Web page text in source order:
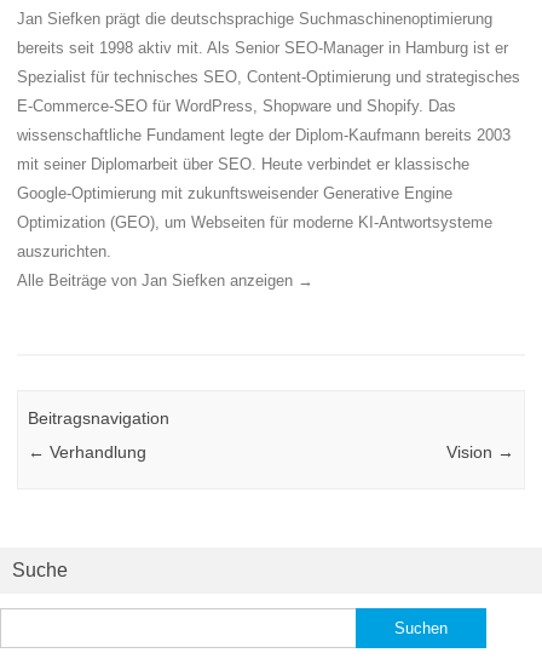
Jan Siefken prägt die deutschsprachige Suchmaschinenoptimierung
bereits seit 1998 aktiv mit. Als Senior SEO-Manager in Hamburg ist er
Spezialist für technisches SEO, Content-Optimierung und strategisches
E-Commerce-SEO für WordPress, Shopware und Shopify. Das
wissenschaftliche Fundament legte der Diplom-Kaufmann bereits 2003
mit seiner Diplomarbeit über SEO. Heute verbindet er klassische
Google-Optimierung mit zukunftsweisender Generative Engine
Optimization (GEO), um Webseiten für moderne KI-Antwortsysteme
auszurichten.
Alle Beiträge von Jan Siefken anzeigen →
Beitragsnavigation
← Verhandlung Vision →
Suche
nach: